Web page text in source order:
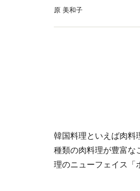
原 美和子
韓国料理といえば肉料
種類の肉料理が豊富な
理のニューフェイス「